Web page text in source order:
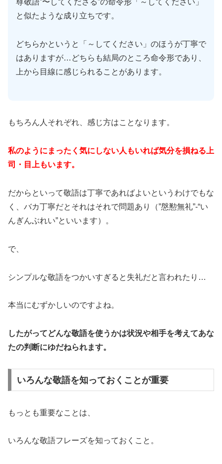
と似たような成り立ちです。
どちらかというと「～してください」のほうが丁寧で
はありますが…どちらも結局のところ命令形であり、
上から目線に感じられることがあります。
もちろん人それぞれ、感じ方はことなります。
私のようにまったく気にしない人もいれば気分を損ねる上
司・目上もいます。
だからといって敬語は丁寧であればよいというわけでもな
く、バカ丁寧だとそれはそれで問題あり（”慇懃無礼”-“い
んぎんぶれい”といいます）。
で、
シンプルな敬語をつかいすぎると失礼だと言われたり…
本当にむずかしいのですよね。
したがってどんな敬語を使うかは状況や相手を考えてあな
たの判断にゆだねられます。
いろんな敬語を知っておくことが重要
もっとも重要なことは、
いろんな敬語フレーズを知っておくこと。